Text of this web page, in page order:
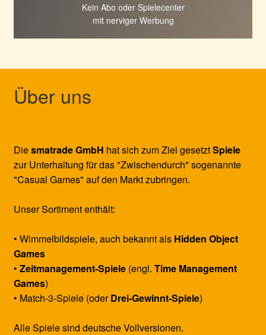
Kein Abo oder Spielecenter
mit nerviger Werbung
Über uns
Diesmatrade GmbH hat sich zum Ziel gesetztSpiele
zur Unterhaltung für das "Zwischendurch" sogenannte
"Casual Games" auf den Markt zubringen.
Unser Sortiment enthält:
• Wimmelbildspiele, auch bekannt als Hidden Object
Games
• Zeitmanagement-Spiele(engl. Time Management
Games)
• Match-3-Spiele (oderDrei-Gewinnt-Spiele)
Alle Spiele sind deutsche Vollversionen.